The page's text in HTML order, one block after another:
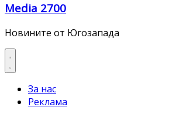
Media 2700
Новините от Югозапада
За нас
Реклама